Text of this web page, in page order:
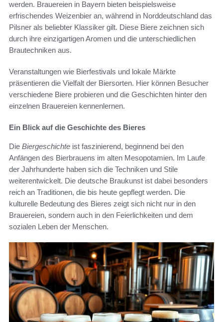
werden. Brauereien in Bayern bieten beispielsweise
erfrischendes Weizenbier an, während in Norddeutschland das
Pilsner als beliebter Klassiker gilt. Diese Biere zeichnen sich
durch ihre einzigartigen Aromen und die unterschiedlichen
Brautechniken aus.
Veranstaltungen wie Bierfestivals und lokale Märkte
präsentieren die Vielfalt der Biersorten. Hier können Besucher
verschiedene Biere probieren und die Geschichten hinter den
einzelnen Brauereien kennenlernen.
Ein Blick auf die Geschichte des Bieres
Die Biergeschichte ist faszinierend, beginnend bei den
Anfängen des Bierbrauens im alten Mesopotamien. Im Laufe
der Jahrhunderte haben sich die Techniken und Stile
weiterentwickelt. Die deutsche Braukunst ist dabei besonders
reich an Traditionen, die bis heute gepflegt werden. Die
kulturelle Bedeutung des Bieres zeigt sich nicht nur in den
Brauereien, sondern auch in den Feierlichkeiten und dem
sozialen Leben der Menschen.